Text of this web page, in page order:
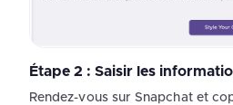
Étape 2 : Saisir les
Rendez-vous sur Snapchat et